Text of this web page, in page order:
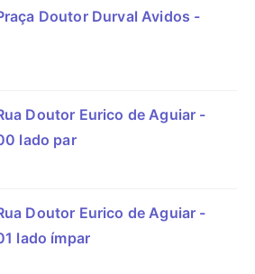
Doutor Durval Avidos -
Doutor Eurico de Aguiar -
lado par
Doutor Eurico de Aguiar -
lado ímpar